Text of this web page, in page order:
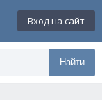
Вход на сайт
Найти